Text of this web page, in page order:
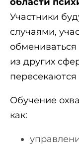
Участники
случаями,
из других
Обучение
как: